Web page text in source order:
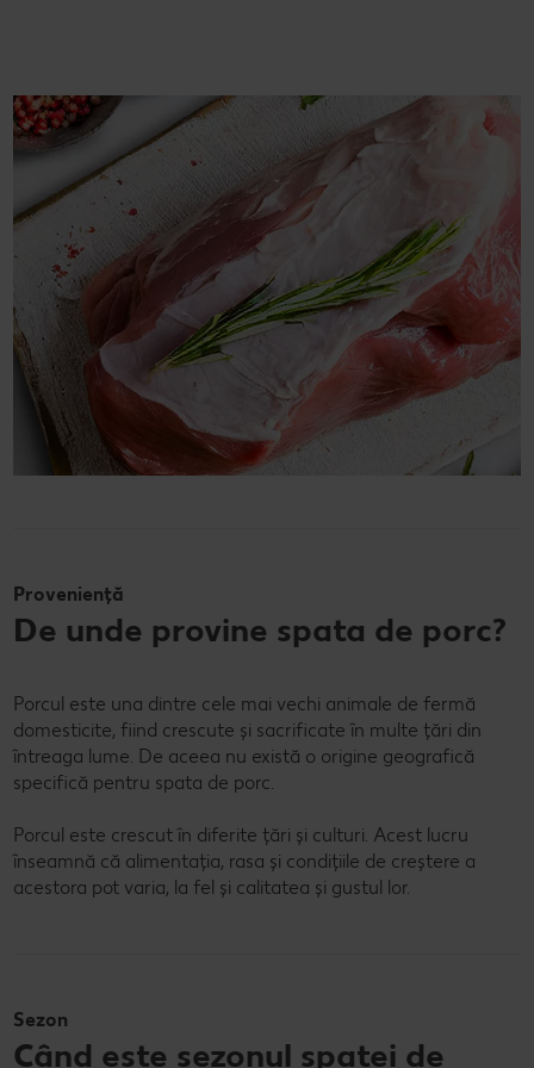
Proveniență
De unde provine spata de porc?
Porcul este una dintre cele mai vechi animale de fermă
domesticite, fiind crescute și sacrificate în multe țări din
întreaga lume. De aceea nu există o origine geografică
specifică pentru spata de porc.
Porcul este crescut în diferite țări și culturi. Acest lucru
înseamnă că alimentația, rasa și condițiile de creștere a
acestora pot varia, la fel și calitatea și gustul lor.
Sezon
Când este sezonul spatei de